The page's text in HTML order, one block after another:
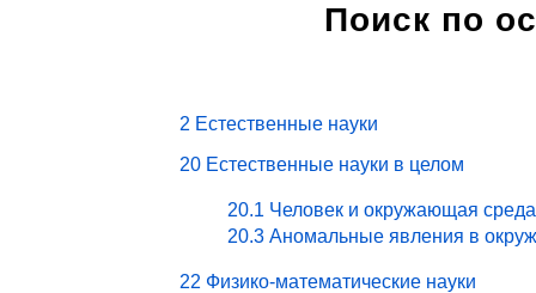
Поиск по
2 Естественные науки
20 Естественные науки в целом
20.1 Человек и окружающая
20.3 Аномальные явления в
22 Физико-математические науки